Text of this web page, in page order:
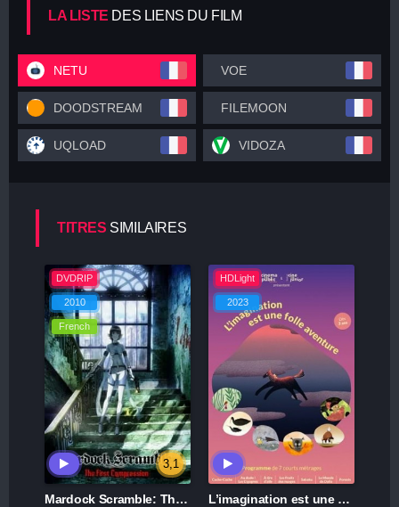
LA LISTE DES LIENS DU FILM
NETU VOE
DOODSTREAM FILEMOON
UQLOAD VIDOZA
TITRES SIMILAIRES
DVDRIP
2010
French
3,1
Mardock Scramble: The First Compression
HDLight
2023
L’imagination est une folle aventure